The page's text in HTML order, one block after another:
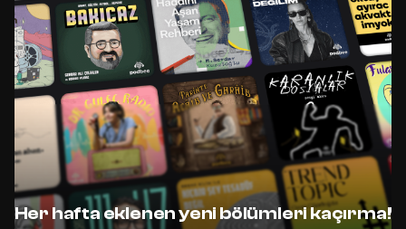
Her hafta eklenen yeni bölümleri kaçırma!